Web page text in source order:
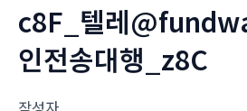
c8F_텔레
인전송대행_z8C